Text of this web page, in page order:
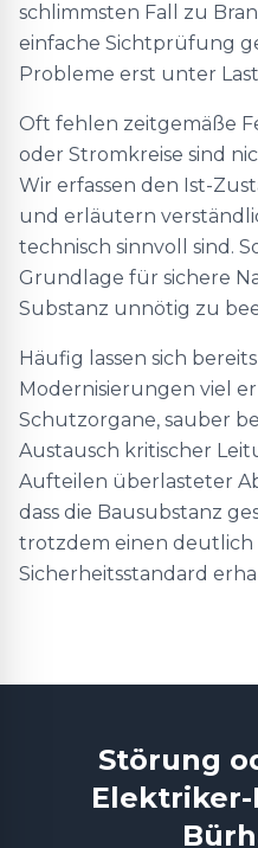
schlimmsten Fall zu
einfache Sichtprüfung
Probleme erst unter
Oft fehlen zeitgemäße
oder Stromkreise sind
Wir erfassen den Ist-
und erläutern
technisch sinnvoll sind.
Grundlage für sichere
Substanz unnötig zu
Häufig lassen sich
Modernisierungen viel
Schutzorgane, sauber
Austausch kritischer
Aufteilen überlasteter
dass die Bausubstanz
trotzdem einen deutlich
Sicherheitsstandard
Störung